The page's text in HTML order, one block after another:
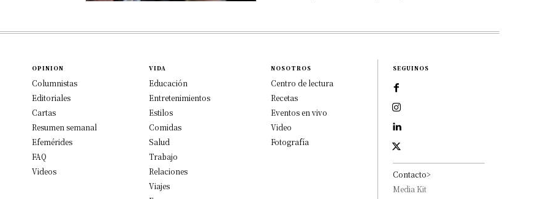
OPINION
Columnistas
Editoriales
Cartas
Resumen semanal
Efemérides
FAQ
Videos
VIDA
Educación
Entretenimientos
Estilos
Comidas
Salud
Trabajo
Relaciones
Viajes
NOSOTROS
Centro de lectura
Recetas
Eventos en vivo
Video
Fotografía
SEGUINOS
Contacto>
Media Kit